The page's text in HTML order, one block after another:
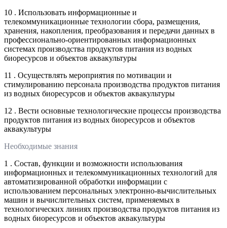
10 . Использовать информационные и
телекоммуникационные технологии сбора, размещения,
хранения, накопления, преобразования и передачи данных в
профессионально-ориентированных информационных
системах производства продуктов питания из водных
биоресурсов и объектов аквакультуры
11 . Осуществлять мероприятия по мотивации и
стимулированию персонала производства продуктов питания
из водных биоресурсов и объектов аквакультуры
12 . Вести основные технологические процессы производства
продуктов питания из водных биоресурсов и объектов
аквакультуры
Необходимые знания
1 . Состав, функции и возможности использования
информационных и телекоммуникационных технологий для
автоматизированной обработки информации с
использованием персональных электронно-вычислительных
машин и вычислительных систем, применяемых в
технологических линиях производства продуктов питания из
водных биоресурсов и объектов аквакультуры